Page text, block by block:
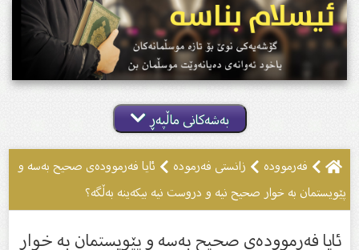
بەشەکانی ماڵپەڕ
فەرموودە زانستى فەرمودە
ئایا فەرموودەی صحیح بەسە و
پێویستمان بە خوار صحیح نیە و دروست نیە بیکەینە بەڵگە؟
ئایا فەرموودەی صحیح بەسە و پێویستمان بە خوار